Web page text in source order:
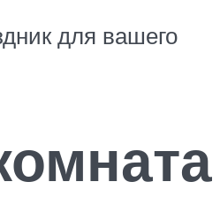
для вашего